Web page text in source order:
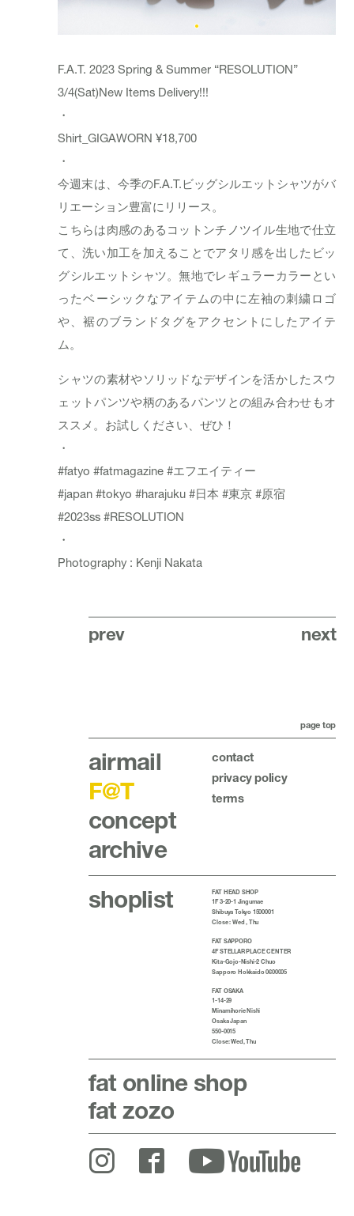
F.A.T. 2023 Spring & Summer “RESOLUTION”
3/4(Sat)New Items Delivery!!!
・
Shirt_GIGAWORN ¥18,700
・
今週末は、今季のF.A.T.ビッグシルエットシャツがバ
リエーション豊富にリリース。
こちらは肉感のあるコットンチノツイル生地で仕立
て、洗い加工を加えることでアタリ感を出したビッ
グシルエットシャツ。無地でレギュラーカラーとい
ったベーシックなアイテムの中に左袖の刺繍ロゴ
や、裾のブランドタグをアクセントにしたアイテ
ム。
シャツの素材やソリッドなデザインを活かしたスウ
ェットパンツや柄のあるパンツとの組み合わせもオ
ススメ。お試しください、ぜひ！
・
#fatyo #fatmagazine #エフエイティー
#japan #tokyo #harajuku #日本 #東京 #原宿
#2023ss #RESOLUTION
・
Photography : Kenji Nakata
prev next
airmail
F@T
concept
archive
contact
privacy policy
terms
page top
shoplist
FAT HEAD SHOP
1F 3-20-1 Jingumae
Shibuya Tokyo 1500001
Close : Wed , Thu
FAT SAPPORO
4F STELLAR PLACE CENTER
Kita-Gojo-Nishi-2 Chuo
Sapporo Hokkaido 0600005
FAT OSAKA
1-14-29
Minamihorie Nishi
Osaka Japan
550-0015
Close: Wed, Thu
fat online shop
fat zozo